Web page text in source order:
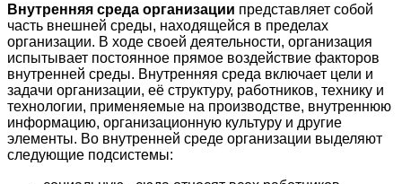
Внутренняя среда организации представляет собой
часть внешней среды, находящейся в пределах
организации. В ходе своей деятельности, организация
испытывает постоянное прямое воздействие факторов
внутренней среды. Внутренняя среда включает цели и
задачи организации, её структуру, работников, технику и
технологии, применяемые на производстве, внутреннюю
информацию, организационную культуру и другие
элементы. Во внутренней среде организации выделяют
следующие подсистемы: